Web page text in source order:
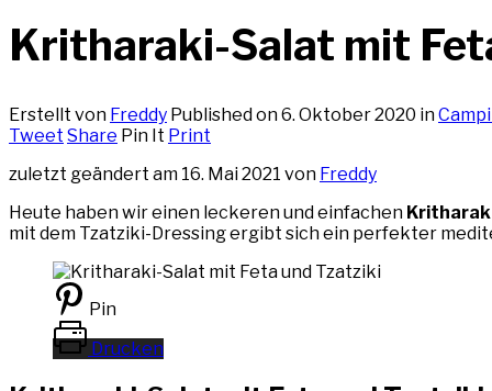
Kritharaki-Salat mit
Erstellt von Freddy Published on6. Oktober 2020 in
Tweet Share Pin It Print
zuletzt geändert am 16. Mai 2021 von Freddy
Heute haben wir einen leckeren und einfachen
mit dem Tzatziki-Dressing ergibt sich ein perfekter
Pin
Drucken